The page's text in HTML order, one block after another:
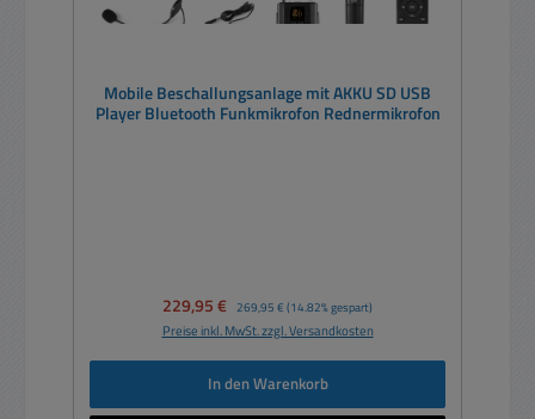
Mobile Beschallungsanlage mit AKKU SD USB
Player Bluetooth Funkmikrofon Rednermikrofon
Verkaufspreis:
229,95 € Regulärer Preis:
269,95 € (14.82% gespart)
Preise inkl. MwSt. zzgl. Versandkosten
In den Warenkorb